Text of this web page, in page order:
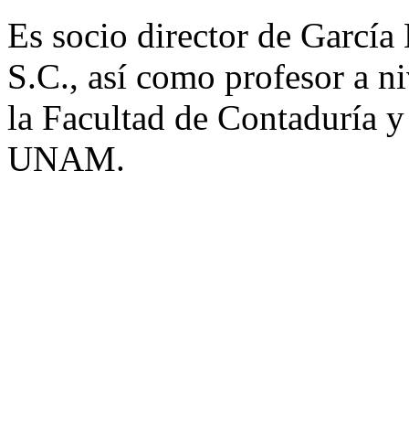
Es socio director de
S.C., así como profesor a
la Facultad de Contaduría
UNAM.